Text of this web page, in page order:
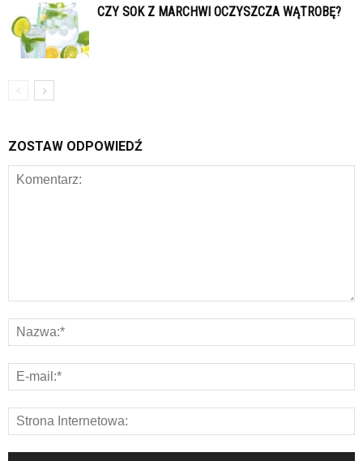
CZY SOK Z MARCHWI OCZYSZCZA WĄTROBĘ?
ZOSTAW ODPOWIEDŹ